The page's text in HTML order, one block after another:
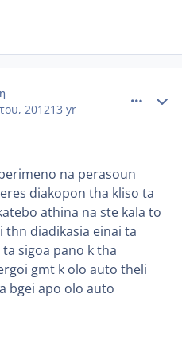
201213 yr
na perasoun
diakopon tha kliso ta
athina na ste kala to
diadikasia einai ta
sigoa pano k tha
gmt k olo auto theli
bgei apo olo auto